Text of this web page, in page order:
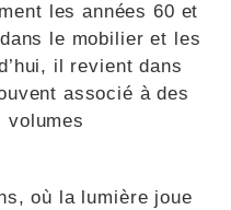
les années 60 et
le mobilier et les
il revient dans
associé à des
volumes
où la lumière joue